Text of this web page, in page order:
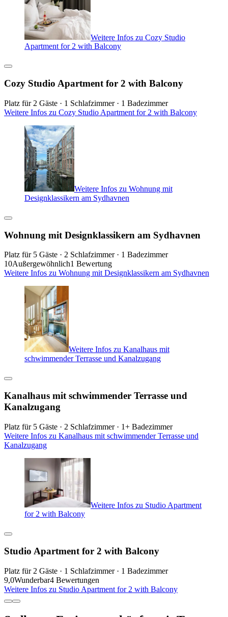
Weitere Infos zu Cozy Studio
Apartment for 2 with Balcony
Cozy Studio Apartment for 2 with Balcony
Platz für 2 Gäste · 1 Schlafzimmer · 1 Badezimmer
Weitere Infos zu Cozy Studio Apartment for 2 with Balcony
Weitere Infos zu Wohnung mit
Designklassikern am Sydhavnen
Wohnung mit Designklassikern am Sydhavnen
Platz für 5 Gäste · 2 Schlafzimmer · 1 Badezimmer
10Außergewöhnlich1 Bewertung
Weitere Infos zu Wohnung mit Designklassikern am Sydhavnen
Weitere Infos zu Kanalhaus mit
schwimmender Terrasse und Kanalzugang
Kanalhaus mit schwimmender Terrasse und
Kanalzugang
Platz für 5 Gäste · 2 Schlafzimmer · 1+ Badezimmer
Weitere Infos zu Kanalhaus mit schwimmender Terrasse und
Kanalzugang
Weitere Infos zu Studio Apartment
for 2 with Balcony
Studio Apartment for 2 with Balcony
Platz für 2 Gäste · 1 Schlafzimmer · 1 Badezimmer
9,0Wunderbar4 Bewertungen
Weitere Infos zu Studio Apartment for 2 with Balcony